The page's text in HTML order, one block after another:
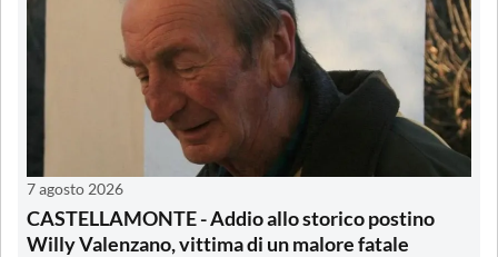
7 agosto 2026
CASTELLAMONTE - Addio allo storico postino
Willy Valenzano, vittima di un malore fatale